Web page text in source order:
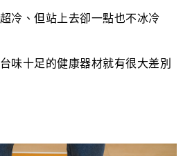
冷、但站上去卻一點也不冰冷
味十足的健康器材就有很大差別